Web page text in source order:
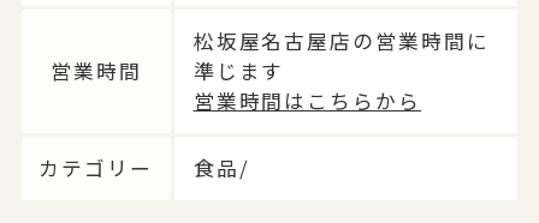
営業時間
松坂屋名古屋店の営業時間に
準じます
営業時間はこちらから
カテゴリー 食品/